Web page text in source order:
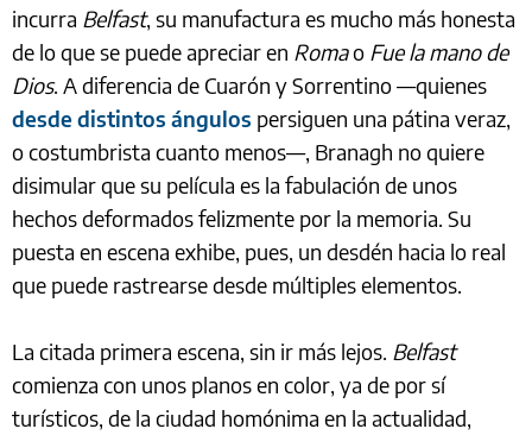
incurra Belfast, su manufactura es mucho más honesta
de lo que se puede apreciar en Romao Fue la mano de
Dios. A diferencia de Cuarón y Sorrentino —quienes
desde distintos ángulos persiguen una pátina veraz,
o costumbrista cuanto menos—, Branagh no quiere
disimular que su película es la fabulación de unos
hechos deformados felizmente por la memoria. Su
puesta en escena exhibe, pues, un desdén hacia lo real
que puede rastrearse desde múltiples elementos.
La citada primera escena, sin ir más lejos. Belfast
comienza con unos planos en color, ya de por sí
turísticos, de la ciudad homónima en la actualidad,